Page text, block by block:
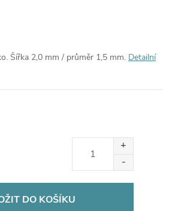
Šířka 2,0 mm / průměr 1,5 mm. Detailní
DO KOŠÍKU